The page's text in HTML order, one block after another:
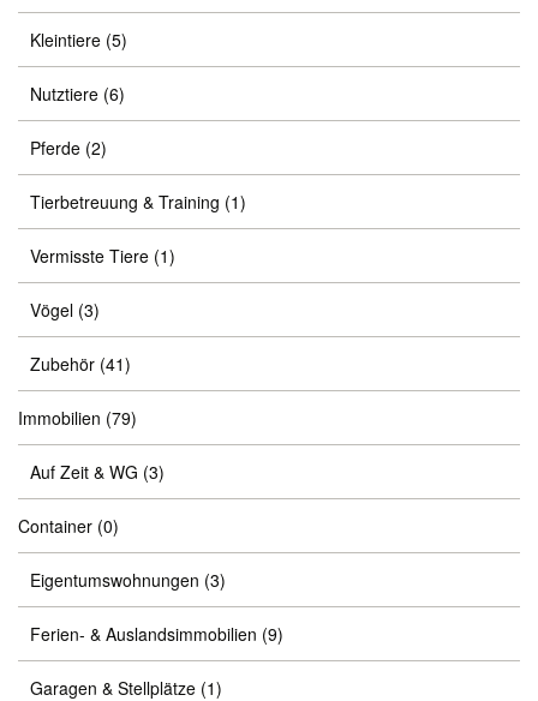
Kleintiere (5)
Nutztiere (6)
Pferde (2)
Tierbetreuung & Training (1)
Vermisste Tiere (1)
Vögel (3)
Zubehör (41)
Immobilien (79)
Auf Zeit & WG (3)
Container (0)
Eigentumswohnungen (3)
Ferien- & Auslandsimmobilien (9)
Garagen & Stellplätze (1)